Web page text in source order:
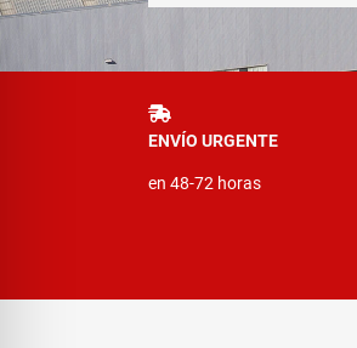
ENVÍO URGENTE
en 48-72 horas